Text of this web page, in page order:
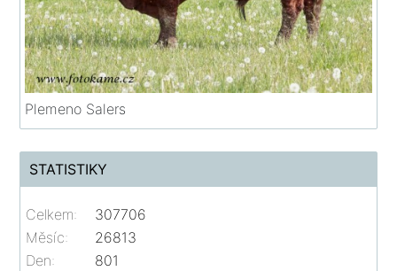
Plemeno Salers
STATISTIKY
Celkem:
307706
Měsíc:
26813
Den:
801